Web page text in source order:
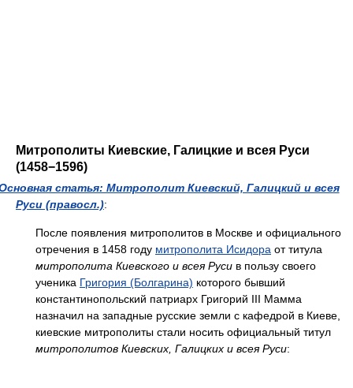
Митрополиты Киевские, Галицкие и всея Руси
(1458−1596)
статья: Митрополит Киевский, Галицкий и всея
Руси (правосл.):
После появления митрополитов в Москве и официального
отречения в 1458 году митрополита Исидора от титула
митрополита Киевского и всея Руси в пользу своего
ученика Григория (Болгарина) которого бывший
константинопольский патриарх Григорий III Мамма
назначил на западные русские земли с кафедрой в Киеве,
киевские митрополиты стали носить официальный титул
митрополитов Киевских, Галицких и всея Руси: